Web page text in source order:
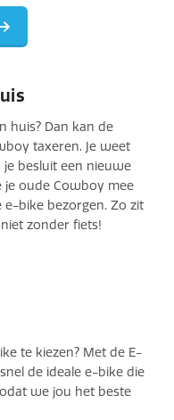
huis? Dan kan de
taxeren. Je weet
besluit een nieuwe
je oude Cowboy mee
bike bezorgen. Zo zit
zonder fiets!
te kiezen? Met de E-
de ideale e-bike die
we jou het beste